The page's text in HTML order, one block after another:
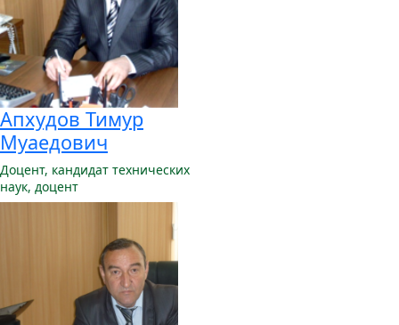
Апхудов Тимур
Муаедович
Доцент, кандидат технических
наук, доцент